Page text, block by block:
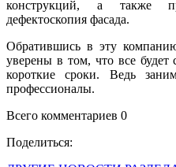
конструкций, а также
дефектоскопия фасада.
Обратившись в эту
уверены в том, что все будет
короткие сроки. Ведь
профессионалы.
Всего комментариев 0
Поделиться: